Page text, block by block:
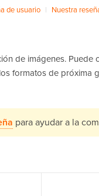
de usuario | Nuestra
de imágenes. Puede
formatos de próxima
para ayudar a la